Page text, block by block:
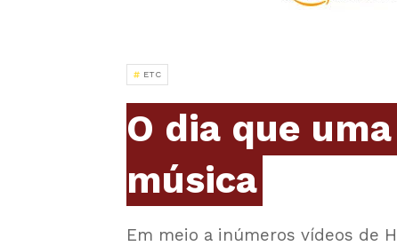
ETC
O dia que
música
Em meio a inúmeros vídeos de